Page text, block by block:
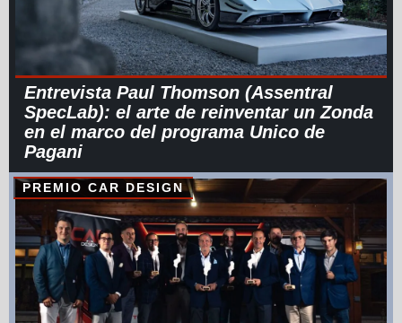
Entrevista Paul Thomson (Assentral
SpecLab): el arte de reinventar un Zonda
en el marco del programa Unico de
Pagani
PREMIO CAR DESIGN